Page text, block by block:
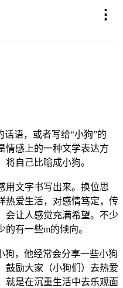
⋮
话语，或者写给“小狗”的
情感上的一种文学表达方
自己比喻成小狗。
用文字书写出来。换位思
热爱生活，对感情笃定，传
会让人感觉充满希望。不少
有一些m的倾向。
狗，他经常会分享一些小狗
鼓励大家（小狗们）去热爱
就是在沉重生活中去乐观面